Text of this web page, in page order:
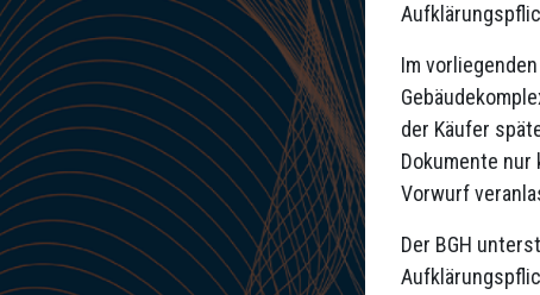
Im
der Käufer
Dokumente
Vorwurf
Der BGH